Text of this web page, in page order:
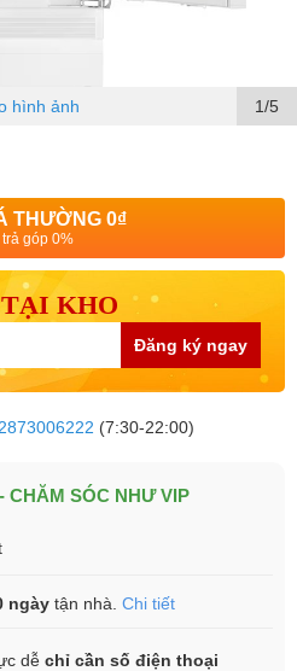
1/5
hình ảnh
THƯỜNG 0₫
góp 0%
KHO
Đăng ký ngay
(7:30-22:00)
CHĂM SÓC NHƯ VIP
ngày tận nhà. Chi tiết
dễ chỉ cần số điện thoại